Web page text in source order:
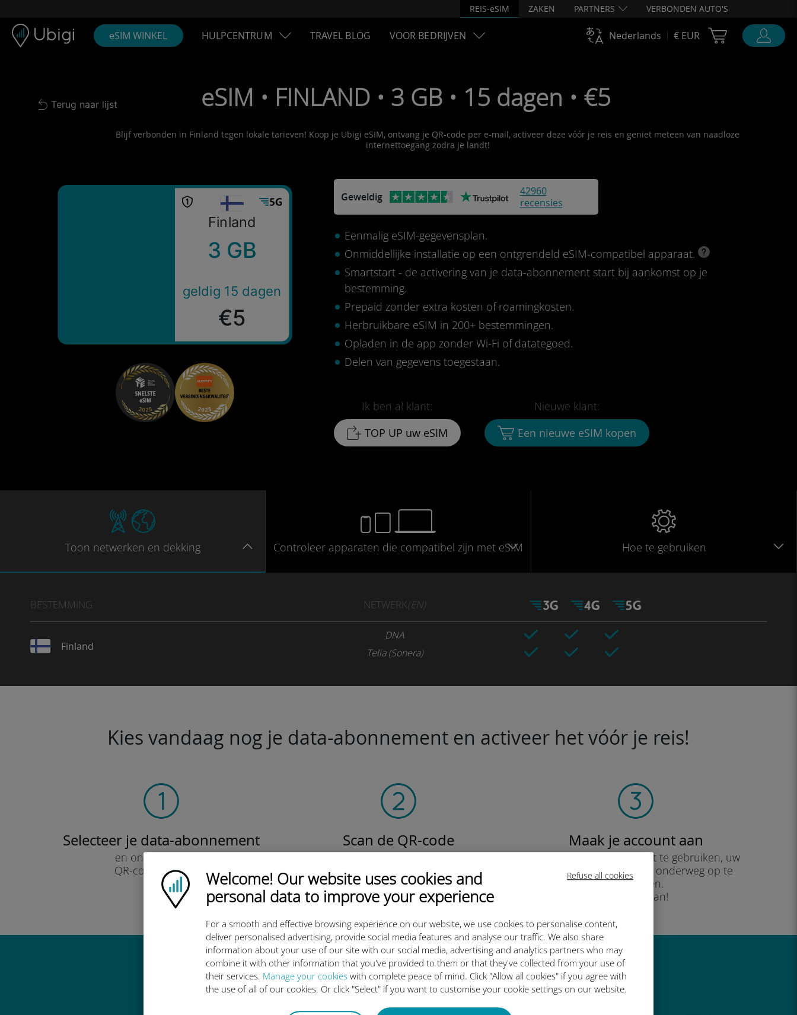
Refuse all cookies
Ubigi logo
Welcome! Our website uses cookies and
personal data to improve your experience
For a smooth and effective browsing experience on our website, we use cookies to personalise content,
deliver personalised advertising, provide social media features and analyse our traffic. We also share
information about your use of our site with our social media, advertising and analytics partners who may
combine it with other information that you've provided to them or that they've collected from your use of
their services. Manage your cookies with complete peace of mind. Click "Allow all cookies" if you agree with
the use of all of our cookies. Or click "Select" if you want to customise your cookie settings on our website.
REIS-eSIM ZAKEN PARTNERS VERBONDEN AUTO'S
eSIM WINKEL HULPCENTRUM TRAVEL BLOG VOOR BEDRIJVEN Nederlands € EUR Cart Ubigi
Back to list
Terug naar lijst eSIM • FINLAND • 3 GB • 15 dagen • €5
Blijf verbonden in Finland tegen lokale tarieven! Koop je Ubigi eSIM, ontvang je QR-code per e-mail, activeer deze vóór je reis en geniet meteen van naadloze
internettoegang zodra je landt!
Finland
3 GB
geldig 15 dagen
€5
Geweldig
42960
recensies
Eenmalig eSIM-gegevensplan.
Onmiddellijke installatie op een ontgrendeld eSIM-compatibel apparaat.
Smartstart - de activering van je data-abonnement start bij aankomst op je
bestemming.
Prepaid zonder extra kosten of roamingkosten.
Herbruikbare eSIM in 200+ bestemmingen.
Opladen in de app zonder Wi-Fi of datategoed.
Delen van gegevens toegestaan.
Ik ben al klant:
TOP UP uw eSIM
Nieuwe klant:
Een nieuwe eSIM kopen
Toon netwerken en dekking Controleer apparaten die compatibel zijn met eSIM Hoe te gebruiken
BESTEMMING NETWERK(EN)
Finland
DNA
Telia (Sonera)
Kies vandaag nog je data-abonnement en activeer het vóór je reis!
Selecteer je data-abonnement
en ontvang het per
QR-code via e-mail.
Snel!
Scan de QR-code
om het data-abonnement te activeren en
de Ubigi eSIM te installeren.
Eenvoudig!
Maak je account aan
om uw data-abonnement te gebruiken, uw
saldo te controleren en onderweg op te
waarderen.
Geniet ervan!
Waarom de internationale eSIM van Ubigi zo geweldig is